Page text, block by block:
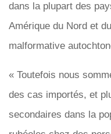
dans la plupart des
Amérique du Nord et
malformative
« Toutefois nous
des cas importés, et
secondaires dans la